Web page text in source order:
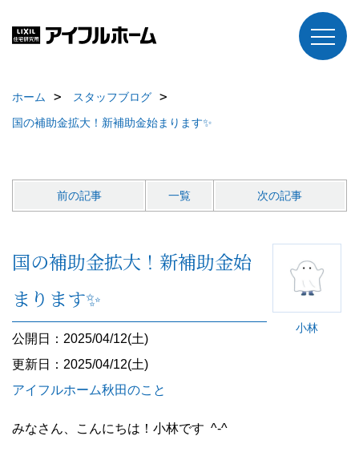
ホーム
スタッフブログ
国の補助金拡大！新補助金始まります✨
前の記事 一覧 次の記事
小林
国の補助金拡大！新補助金始
まります✨
公開日：2025/04/12(土)
更新日：2025/04/12(土)
アイフルホーム秋田のこと
みなさん、こんにちは！小林です ^-^